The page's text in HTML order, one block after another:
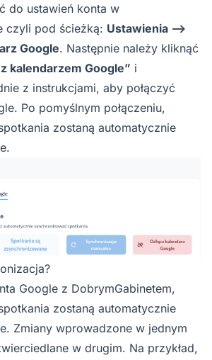
do ustawień konta w
czyli pod ścieżką: Ustawienia —>
Google. Następnie należy kliknąć
z kalendarzem Google” i
z instrukcjami, aby połączyć
Po pomyślnym połączeniu,
zostaną automatycznie
Google z DobrymGabinetem,
zostaną automatycznie
Zmiany wprowadzone w jednym
w drugim. Na przykład,